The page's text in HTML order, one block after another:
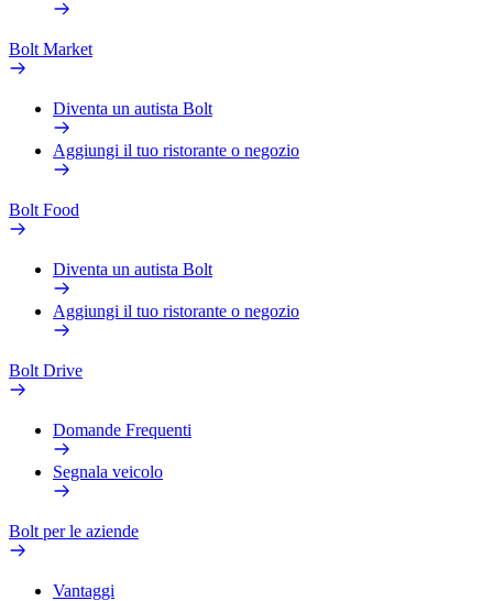
Bolt Market
Diventa un autista Bolt
Aggiungi il tuo ristorante o negozio
Bolt Food
Diventa un autista Bolt
Aggiungi il tuo ristorante o negozio
Bolt Drive
Domande Frequenti
Segnala veicolo
Bolt per le aziende
Vantaggi